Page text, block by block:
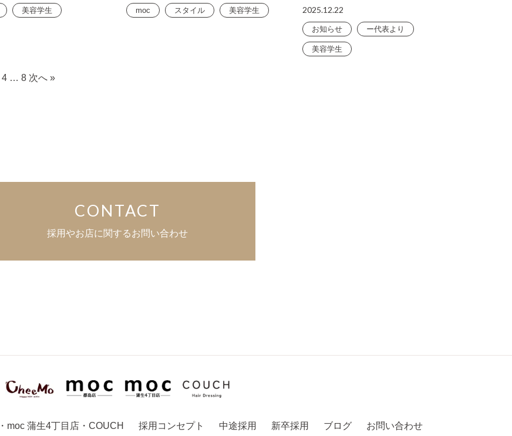
美容学生 moc スタイル 美容学生 2025.12.22
お知らせ ー代表より
美容学生
4 … 8 次へ »
CONTACT
採用やお店に関するお問い合わせ
・ moc 蒲生4丁目店 ・ COUCH 採用コンセプト 中途採用 新卒採用 ブログ お問い合わせ